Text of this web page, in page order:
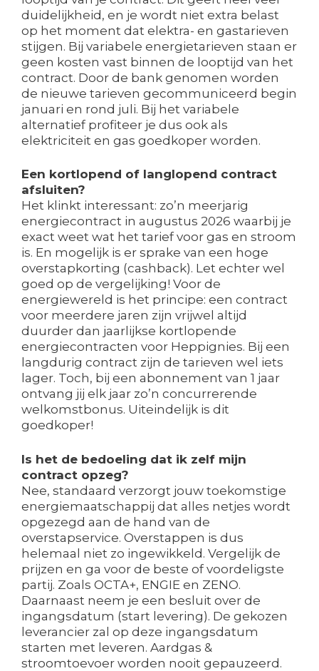
duidelijkheid, en je wordt niet extra belast
op het moment dat elektra- en gastarieven
stijgen. Bij variabele energietarieven staan er
geen kosten vast binnen de looptijd van het
contract. Door de bank genomen worden
de nieuwe tarieven gecommuniceerd begin
januari en rond juli. Bij het variabele
alternatief profiteer je dus ook als
elektriciteit en gas goedkoper worden.
Een kortlopend of langlopend contract
afsluiten?
Het klinkt interessant: zo’n meerjarig
energiecontract in augustus 2026 waarbij je
exact weet wat het tarief voor gas en stroom
is. En mogelijk is er sprake van een hoge
overstapkorting (cashback). Let echter wel
goed op de vergelijking! Voor de
energiewereld is het principe: een contract
voor meerdere jaren zijn vrijwel altijd
duurder dan jaarlijkse kortlopende
energiecontracten voor Heppignies. Bij een
langdurig contract zijn de tarieven wel iets
lager. Toch, bij een abonnement van 1 jaar
ontvang jij elk jaar zo’n concurrerende
welkomstbonus. Uiteindelijk is dit
goedkoper!
Is het de bedoeling dat ik zelf mijn
contract opzeg?
Nee, standaard verzorgt jouw toekomstige
energiemaatschappij dat alles netjes wordt
opgezegd aan de hand van de
overstapservice. Overstappen is dus
helemaal niet zo ingewikkeld. Vergelijk de
prijzen en ga voor de beste of voordeligste
partij. Zoals OCTA+, ENGIE en ZENO.
Daarnaast neem je een besluit over de
ingangsdatum (start levering). De gekozen
leverancier zal op deze ingangsdatum
starten met leveren. Aardgas &
stroomtoevoer worden nooit gepauzeerd.